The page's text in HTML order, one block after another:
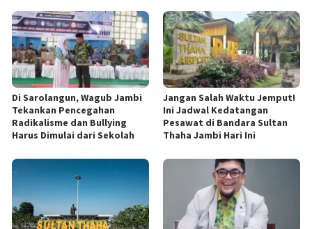
Di Sarolangun, Wagub Jambi
Tekankan Pencegahan
Radikalisme dan Bullying
Harus Dimulai dari Sekolah
Jangan Salah Waktu Jemput!
Ini Jadwal Kedatangan
Pesawat di Bandara Sultan
Thaha Jambi Hari Ini